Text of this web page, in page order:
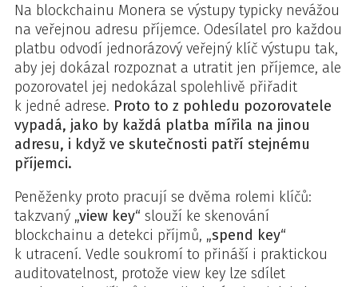
Na blockchainu Monera se výstupy typicky nevážou
na veřejnou adresu příjemce. Odesílatel pro každou
platbu odvodí jednorázový veřejný klíč výstupu tak,
aby jej dokázal rozpoznat a utratit jen příjemce, ale
pozorovatel jej nedokázal spolehlivě přiřadit
k jedné adrese. Proto to z pohledu pozorovatele
vypadá, jako by každá platba mířila na jinou
adresu, i když ve skutečnosti patří stejnému
příjemci.
Peněženky proto pracují se dvěma rolemi klíčů:
takzvaný „view key“ slouží ke skenování
blockchainu a detekci příjmů, „spend key“
k utracení. Vedle soukromí to přináší i praktickou
auditovatelnost, protože view key lze sdílet